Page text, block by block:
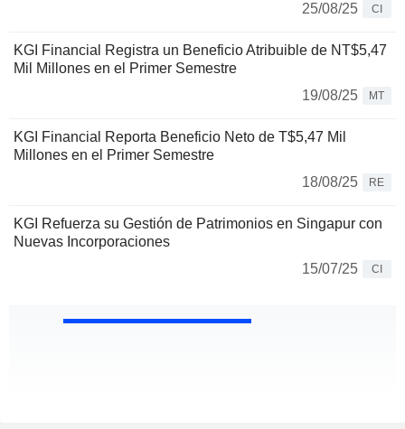
25/08/25
CI
KGI Financial Registra un Beneficio Atribuible de NT$5,47
Mil Millones en el Primer Semestre
19/08/25
MT
KGI Financial Reporta Beneficio Neto de T$5,47 Mil
Millones en el Primer Semestre
18/08/25
RE
KGI Refuerza su Gestión de Patrimonios en Singapur con
Nuevas Incorporaciones
15/07/25
CI